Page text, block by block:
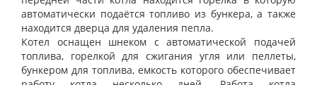
автоматически подаётся топливо из бункера, а также
находится дверца для удаления пепла.
Котел оснащен шнеком с автоматической подачей
топлива, горелкой для сжигания угля или пеллеты,
бункером для топлива, емкость которого обеспечивает